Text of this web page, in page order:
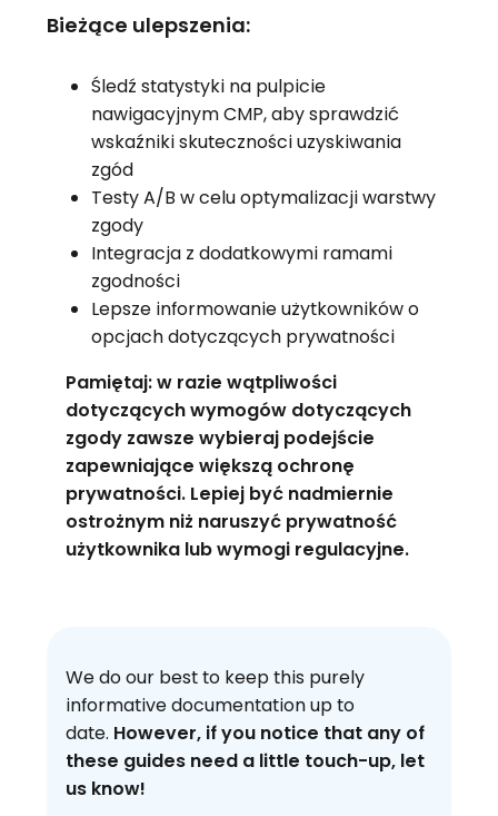
Bieżące ulepszenia:
Śledź statystyki na pulpicie
nawigacyjnym CMP, aby sprawdzić
wskaźniki skuteczności uzyskiwania
zgód
Testy A/B w celu optymalizacji warstwy
zgody
Integracja z dodatkowymi ramami
zgodności
Lepsze informowanie użytkowników o
opcjach dotyczących prywatności
Pamiętaj: w razie wątpliwości
dotyczących wymogów dotyczących
zgody zawsze wybieraj podejście
zapewniające większą ochronę
prywatności. Lepiej być nadmiernie
ostrożnym niż naruszyć prywatność
użytkownika lub wymogi regulacyjne.
We do our best to keep this purely
informative documentation up to
date. However, if you notice that any of
these guides need a little touch-up, let
us know!